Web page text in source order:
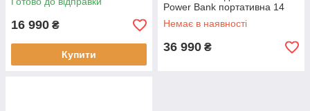
16 990 ₴
Купити
Power Bank портативна 14
портів (U20EH17-0U200)
легка 14 кг
Немає в наявності
36 990 ₴